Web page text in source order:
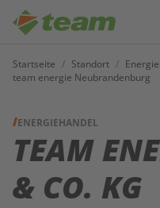
Startseite / Standort /
team energie Neubrandenburg
ENERGIEHANDEL
TEAM
& CO. KG